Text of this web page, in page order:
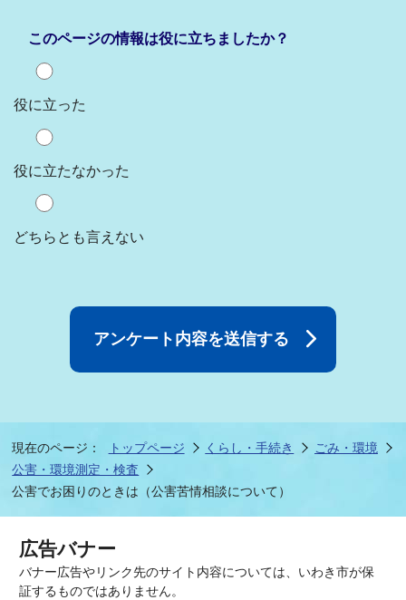
このページの情報は役に立ちましたか？
役に立った
役に立たなかった
どちらとも言えない
現在のページ： トップページ くらし・手続き
ごみ・環境
公害・環境測定・検査
公害でお困りのときは（公害苦情相談について）
広告バナー
バナー広告やリンク先のサイト内容については、いわき市が保
証するものではありません。